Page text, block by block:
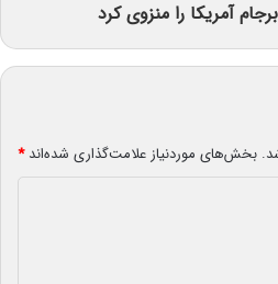
آمریکا را منزوی کرد
بخش‌های موردنیاز علامت‌گذاری شده‌اند*